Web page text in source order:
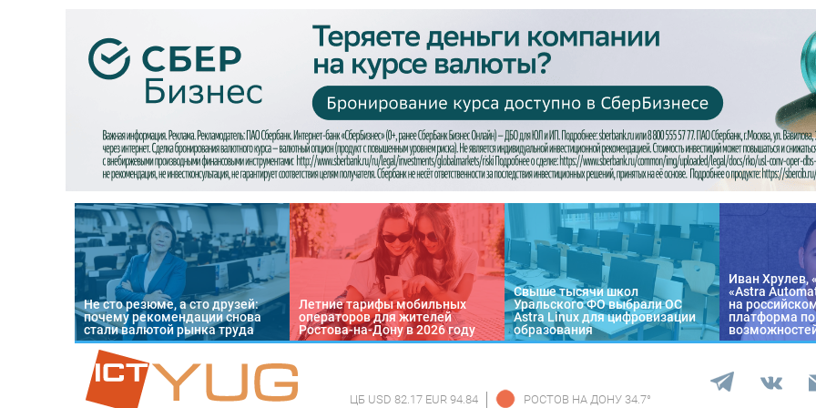
Не сто резюме, а сто друзей:
почему рекомендации снова
стали валютой рынка труда
Летние тарифы мобильных
операторов для жителей
Ростова-на-Дону в 2026 году
Свыше тысячи школ
Уральского ФО выбрали ОС
Astra Linux для цифровизации
образования
Иван Хрулев,
«Astra
на
платформа по
ЦБ USD 82.17 EUR 94.84 РОСТОВ НА ДОНУ 34.7°